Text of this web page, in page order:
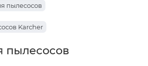
пылесосов
Karcher
пылесосов